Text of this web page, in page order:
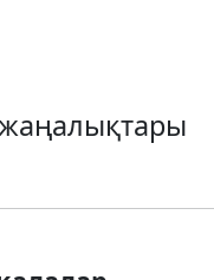
жаңалықтары